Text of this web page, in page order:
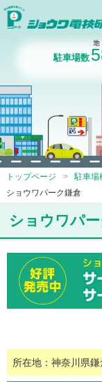
駐車場数
トップページ 駐車場
ショウワパーク鎌倉
ショウワパ
所在地：神奈川県